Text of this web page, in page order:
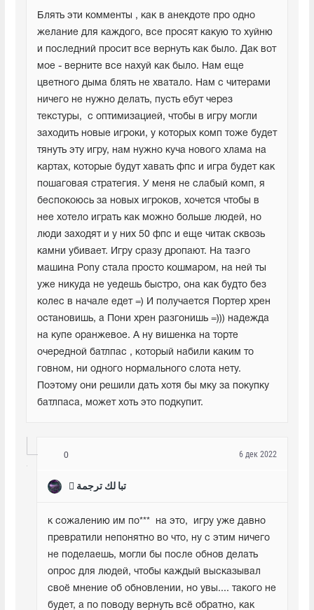
Блять эти комменты , как в анекдоте про одно
желание для каждого, все просят какую то хуйню
и последний просит все вернуть как было. Дак вот
мое - верните все нахуй как было. Нам еще
цветного дыма блять не хватало. Нам с читерами
ничего не нужно делать, пусть ебут через
текстуры,  с оптимизацией, чтобы в игру могли
заходить новые игроки, у которых комп тоже будет
тянуть эту игру, нам нужно куча нового хлама на
картах, которые будут хавать фпс и игра будет как
пошаговая стратегия. У меня не слабый комп, я
беспокоюсь за новых игроков, хочется чтобы в
нее хотело играть как можно больше людей, но
люди заходят и у них 50 фпс и еще читак сквозь
камни убивает. Игру сразу дропают. На таэго
машина Pony стала просто кошмаром, на ней ты
уже никуда не уедешь быстро, она как будто без
колес в начале едет =) И получается Портер хрен
остановишь, а Пони хрен разгонишь =))) надежда
на купе оранжевое. А ну вишенка на торте
очередной батлпас , который набили каким то
говном, ни одного нормального слота нету.
Поэтому они решили дать хотя бы мку за покупку
батлпаса, может хоть это подкупит.
0
 تبا لك ترجمة
6 дек 2022
к сожалению им по***  на это,  игру уже давно
превратили непонятно во что, ну с этим ничего
не поделаешь, могли бы после обнов делать
опрос для людей, чтобы каждый высказывал
своё мнение об обновлении, но увы.... такого не
будет, а по поводу вернуть всё обратно, как